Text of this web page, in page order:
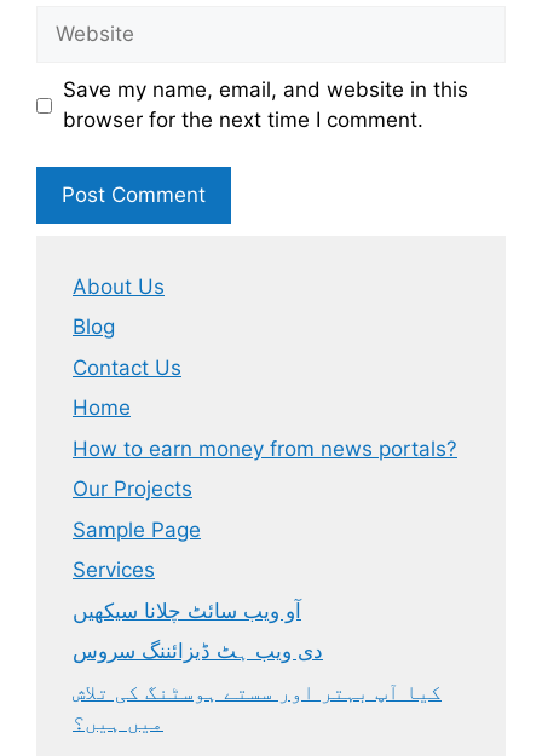
Website
Save my name, email, and website in this
browser for the next time I comment.
About Us
Blog
Contact Us
Home
How to earn money from news portals?
Our Projects
Sample Page
Services
آو ویب سائٹ چلانا سیکھیں
دی ویب ہٹ ڈیزائننگ سروس
کیا آپ بہتر اور سستے ہوسٹنگ کی تلاش
میں ہیں؟